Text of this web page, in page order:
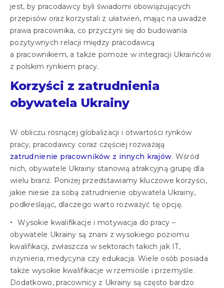
jest, by pracodawcy byli świadomi obowiązujących
przepisów oraz korzystali z ułatwień, mając na uwadze
prawa pracownika, co przyczyni się do budowania
pozytywnych relacji między pracodawcą
a pracownikiem, a także pomoże w integracji Ukraińców
z polskim rynkiem pracy.
Korzyści z zatrudnienia
obywatela Ukrainy
W obliczu rosnącej globalizacji i otwartości rynków
pracy, pracodawcy coraz częściej rozważają
zatrudnienie pracowników z innych krajów. Wśród
nich, obywatele Ukrainy stanowią atrakcyjną grupę dla
wielu branż. Poniżej przedstawiamy kluczowe korzyści,
jakie niesie za sobą zatrudnienie obywatela Ukrainy,
podkreślając, dlaczego warto rozważyć tę opcję.
Wysokie kwalifikacje i motywacja do pracy –
obywatele Ukrainy są znani z wysokiego poziomu
kwalifikacji, zwłaszcza w sektorach takich jak IT,
inżynieria, medycyna czy edukacja. Wiele osób posiada
także wysokie kwalifikacje w rzemiośle i przemyśle.
Dodatkowo, pracownicy z Ukrainy są często bardzo